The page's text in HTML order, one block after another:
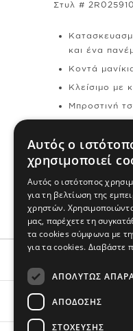
Στυλ # 2R025910
και ένα
Κοντά
Κλείσιμο με
Μπροστινή
Σύνθεση &
60%Βαμβάκι
Εισαγωγής
Πλένεται στο
ΟΙ ΑΓΟΡΕΣ ΣΟΥ
Αυτός ο
χρησιμοποιεί
Αυτός ο ιστότοπος
για τη βελτίωση της
χρηστών.
μας, παρέχετε τη
τα cookies σύμφωνα με
για τα cookies. Διαβάστε
ΑΠΟΛΎΤΩΣ
ΑΠΌΔΟΣΗΣ
ΣΤΌΧΕΥΣΗΣ